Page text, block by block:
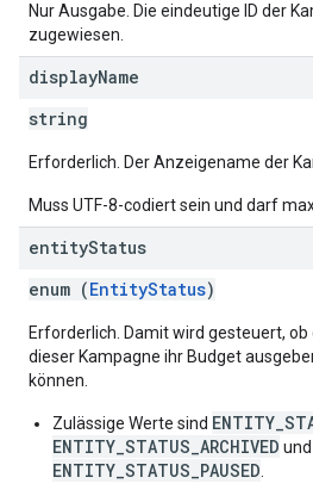
Nur Ausgabe. Die eindeutige ID der
zugewiesen.
displayName
string
Erforderlich. Der Anzeigename der
Muss UTF-8-codiert sein und darf
entityStatus
enum (EntityStatus)
Erforderlich. Damit wird gesteuert,
dieser Kampagne ihr Budget
können.
Zulässige Werte sind
ENTITY_STATUS_ARCHIVED und
ENTITY_STATUS_PAUSED